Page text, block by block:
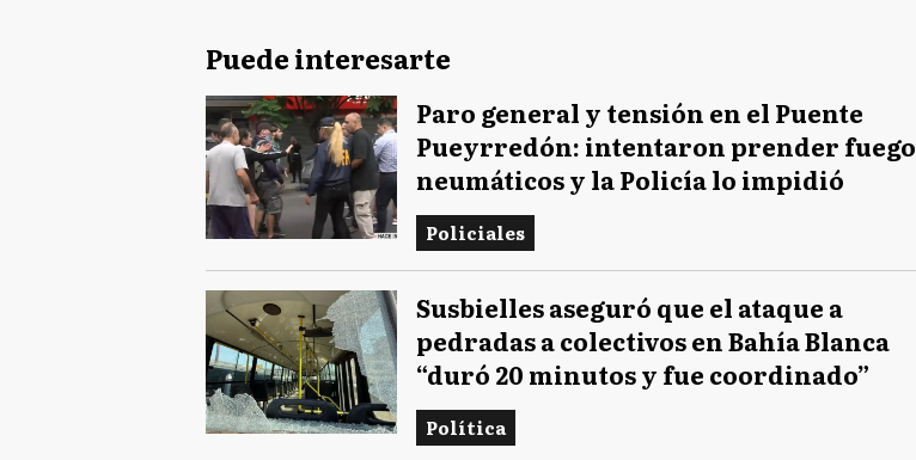
Puede interesarte
Paro general y tensión en el Puente
Pueyrredón: intentaron prender fuego
neumáticos y la Policía lo impidió
Policiales
Susbielles aseguró que el ataque a
pedradas a colectivos en Bahía Blanca
“duró 20 minutos y fue coordinado”
Política